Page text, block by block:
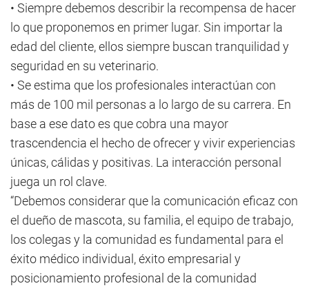
• Siempre debemos describir la recompensa de hacer
lo que proponemos en primer lugar. Sin importar la
edad del cliente, ellos siempre buscan tranquilidad y
seguridad en su veterinario.
• Se estima que los profesionales interactúan con
más de 100 mil personas a lo largo de su carrera. En
base a ese dato es que cobra una mayor
trascendencia el hecho de ofrecer y vivir experiencias
únicas, cálidas y positivas. La interacción personal
juega un rol clave.
“Debemos considerar que la comunicación eficaz con
el dueño de mascota, su familia, el equipo de trabajo,
los colegas y la comunidad es fundamental para el
éxito médico individual, éxito empresarial y
posicionamiento profesional de la comunidad